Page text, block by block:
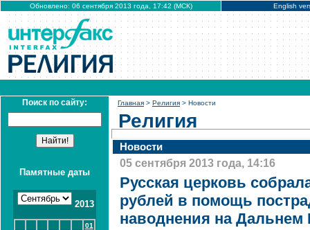
Обновлено: 06 сентября 2013 года, 17:42 (МСК) English
Поиск по сайту:
Памятные даты
2013
01
Главная > Религия > Новости
Религия
Новости
05 сентября 2013 года, 14:16
Русская церковь
рублей в помощь
наводнения на Дальнем